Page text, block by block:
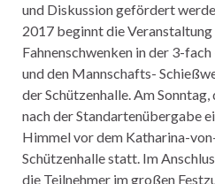
und Diskussion gefördert
2017 beginnt die
Fahnenschwenken in der 3-
und den Mannschafts-
der Schützenhalle. Am
nach der Standartenübergabe
Himmel vor dem Katharina-
Schützenhalle statt. Im
die Teilnehmer im großen